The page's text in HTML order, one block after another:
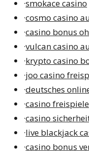
·smokace casino
·cosmo casino
·casino bonus
·vulcan casino
·krypto casino
·joo casino
·deutsches
·casino freispiele
·casino
·live blackjack
·casino bonus